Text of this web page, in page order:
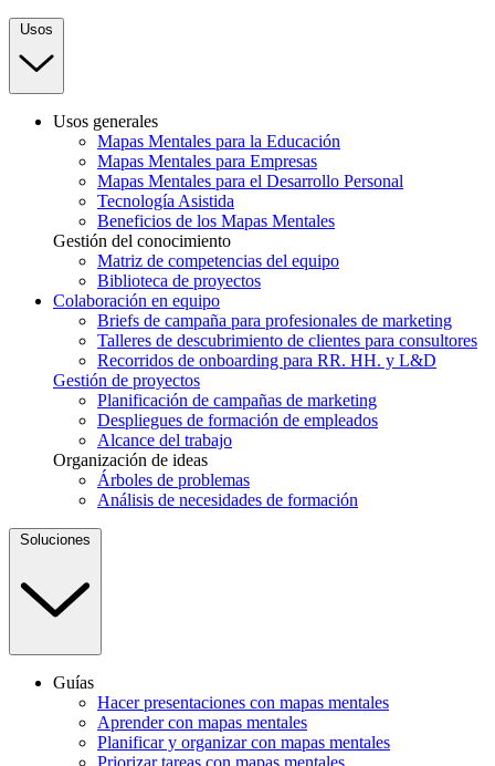
Usos
Usos generales
Mapas Mentales para la Educación
Mapas Mentales para Empresas
Mapas Mentales para el Desarrollo Personal
Tecnología Asistida
Beneficios de los Mapas Mentales
Gestión del conocimiento
Matriz de competencias del equipo
Biblioteca de proyectos
Colaboración en equipo
Briefs de campaña para profesionales de marketing
Talleres de descubrimiento de clientes para consultores
Recorridos de onboarding para RR. HH. y L&D
Gestión de proyectos
Planificación de campañas de marketing
Despliegues de formación de empleados
Alcance del trabajo
Organización de ideas
Árboles de problemas
Análisis de necesidades de formación
Soluciones
Guías
Hacer presentaciones con mapas mentales
Aprender con mapas mentales
Planificar y organizar con mapas mentales
Priorizar tareas con mapas mentales